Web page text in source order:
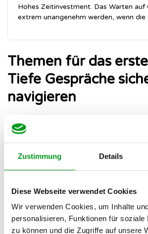
Zustimmung Details
Diese Webseite verwendet Cookies
Wir verwenden Cookies, um Inhalte
personalisieren, Funktionen für soziale
zu können und die Zugriffe auf unsere
Hohes Zeitinvestment. Das Warten auf
extrem unangenehm werden, wenn
Themen für das
Tiefe Gespräche
navigieren
Wenn ihr gemeinsame religiöse Werte
Gespräch unweigerlich tiefgründig. Das
aber Fingerspitzengefühl. Du möchtest
spirituell auf einer Wellenlänge seid,
Die richtigen Fragen
stellen